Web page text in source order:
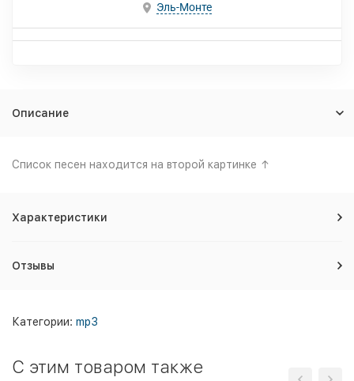
Эль-Монте
Описание
Список песен находится на второй картинке ↑
Характеристики
Отзывы
Категории: mp3
C этим товаром также